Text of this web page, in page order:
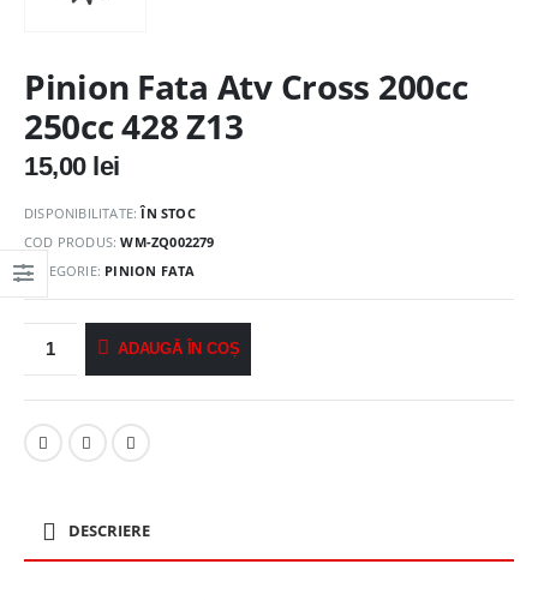
Pinion Fata Atv Cross 200cc
250cc 428 Z13
15,00 lei
DISPONIBILITATE:ÎN STOC
COD PRODUS:WM-ZQ002279
CATEGORIE: PINION FATA
ADAUGĂ ÎN COȘ
DESCRIERE